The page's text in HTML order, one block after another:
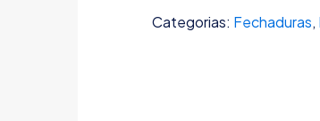
Categorias: Fechaduras,